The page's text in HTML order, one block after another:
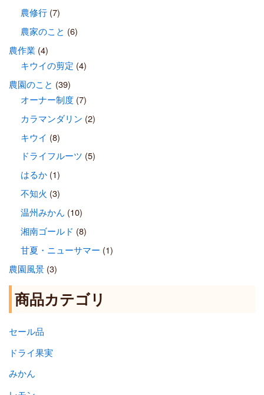
農修行(7)
農家のこと (6)
農作業 (4)
キウイの剪定 (4)
農園のこと (39)
オーナー制度(7)
カラマンダリン (2)
キウイ (8)
ドライフルーツ (5)
はるか(1)
不知火 (3)
温州みかん (10)
湘南ゴールド (8)
甘夏・ニューサマー (1)
農園風景(3)
商品カテゴリ
セール品
ドライ果実
みかん